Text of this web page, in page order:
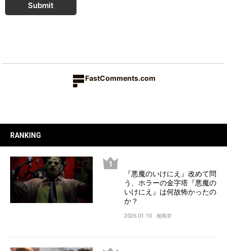
Submit
FastComments.com
RANKING
『悪魔のいけにえ』改めて問
う、ホラーの金字塔『悪魔の
いけにえ』は何故怖かったの
か？
2026.01.10 相馬学